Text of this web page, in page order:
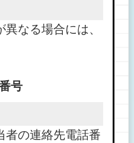
なる場合には、
号
の連絡先電話番